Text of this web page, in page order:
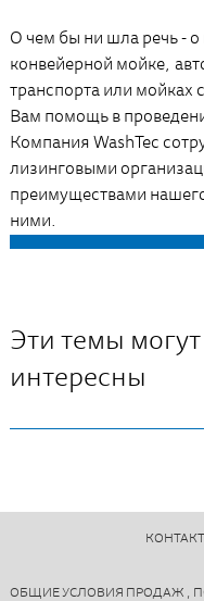
О чем бы ни шла речь - о
конвейерной мойке,
транспорта или
Вам помощь в
Компания WashTec
лизинговыми
преимуществами
ними.
Эти темы
интересны
ОБЩИЕ УСЛОВИЯ ПРОДАЖ ,